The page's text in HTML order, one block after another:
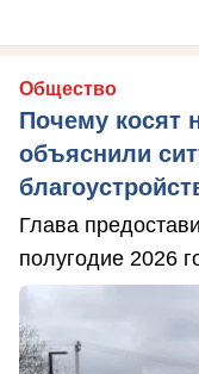
Общество
Почему косят
объяснили
Глава
полугодие 2026